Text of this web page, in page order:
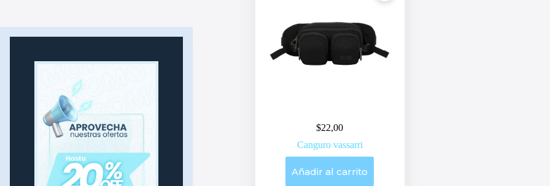
$22,00
Canguro vassarri
Añadir al carrito